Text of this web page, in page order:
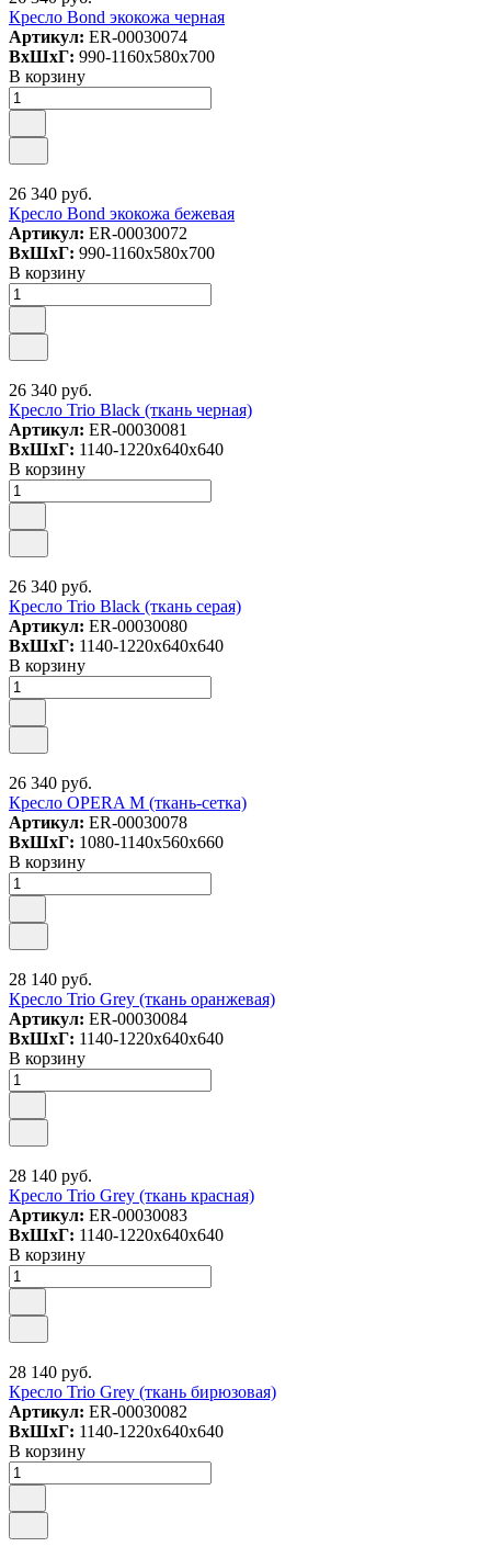
Кресло Bond экокожа черная
Артикул: ER-00030074
ВxШxГ: 990-1160x580x700
В корзину
26 340 руб.
Кресло Bond экокожа бежевая
Артикул: ER-00030072
ВxШxГ: 990-1160x580x700
В корзину
26 340 руб.
Кресло Trio Black (ткань черная)
Артикул: ER-00030081
ВxШxГ: 1140-1220x640x640
В корзину
26 340 руб.
Кресло Trio Black (ткань серая)
Артикул: ER-00030080
ВxШxГ: 1140-1220x640x640
В корзину
26 340 руб.
Кресло OPERA M (ткань-сетка)
Артикул: ER-00030078
ВxШxГ: 1080-1140x560x660
В корзину
28 140 руб.
Кресло Trio Grey (ткань оранжевая)
Артикул: ER-00030084
ВxШxГ: 1140-1220x640x640
В корзину
28 140 руб.
Кресло Trio Grey (ткань красная)
Артикул: ER-00030083
ВxШxГ: 1140-1220x640x640
В корзину
28 140 руб.
Кресло Trio Grey (ткань бирюзовая)
Артикул: ER-00030082
ВxШxГ: 1140-1220x640x640
В корзину